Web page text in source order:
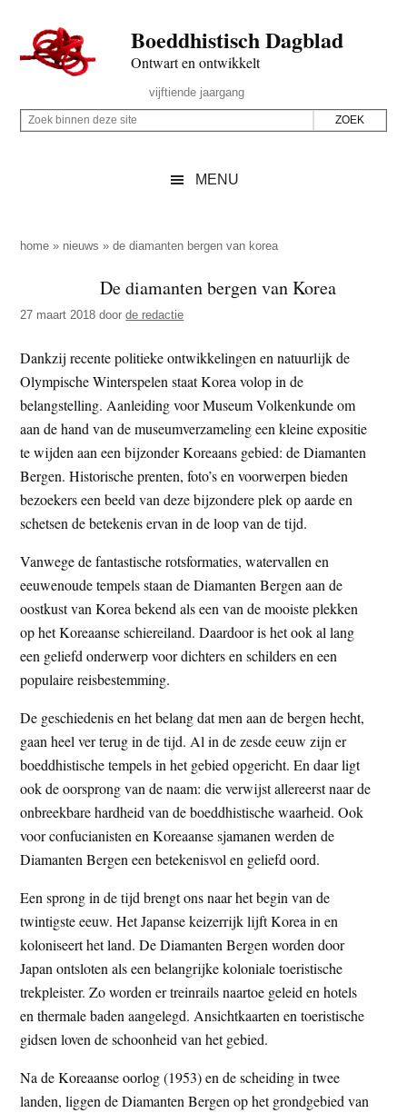
naar
de
inhoud
secondary
naar
de
sidebar
naar
de
Boeddhistisch Dagblad
Ontwart en ontwikkelt
Rechts
vijftiende jaargang
Z
p
z
e
s
i
t
e
Z
i
e
d
e
z
e
s
i
t
e
MENU
home » nieuws »de diamanten bergen van korea
De diamanten bergen van Korea
27 maart 2018 doorde redactie
Dankzij recente politieke ontwikkelingen en natuurlijk de
Olympische Winterspelen staat Korea volop in de
belangstelling. Aanleiding voor Museum Volkenkunde om
aan de hand van de museumverzameling een kleine expositie
te wijden aan een bijzonder Koreaans gebied: de Diamanten
Bergen. Historische prenten, foto’s en voorwerpen bieden
bezoekers een beeld van deze bijzondere plek op aarde en
schetsen de betekenis ervan in de loop van de tijd.
Vanwege de fantastische rotsformaties, watervallen en
eeuwenoude tempels staan de Diamanten Bergen aan de
oostkust van Korea bekend als een van de mooiste plekken
op het Koreaanse schiereiland. Daardoor is het ook al lang
een geliefd onderwerp voor dichters en schilders en een
populaire reisbestemming.
De geschiedenis en het belang dat men aan de bergen hecht,
gaan heel ver terug in de tijd. Al in de zesde eeuw zijn er
boeddhistische tempels in het gebied opgericht. En daar ligt
ook de oorsprong van de naam: die verwijst allereerst naar de
onbreekbare hardheid van de boeddhistische waarheid. Ook
voor confucianisten en Koreaanse sjamanen werden de
Diamanten Bergen een betekenisvol en geliefd oord.
Een sprong in de tijd brengt ons naar het begin van de
twintigste eeuw. Het Japanse keizerrijk lijft Korea in en
koloniseert het land. De Diamanten Bergen worden door
Japan ontsloten als een belangrijke koloniale toeristische
trekpleister. Zo worden er treinrails naartoe geleid en hotels
en thermale baden aangelegd. Ansichtkaarten en toeristische
gidsen loven de schoonheid van het gebied.
Na de Koreaanse oorlog (1953) en de scheiding in twee
landen, liggen de Diamanten Bergen op het grondgebied van